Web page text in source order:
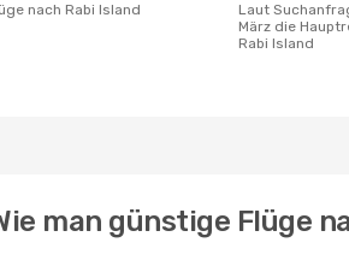
nach Rabi Island
Laut Suchanfragen unserer Kunden ist
März die
Rabi Island
man günstige Flüge